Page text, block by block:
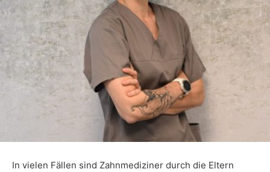
In vielen Fällen sind Zahnmediziner durch die Eltern